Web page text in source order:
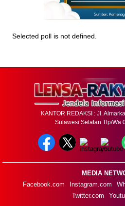
Sumber: Kemenag
Selected poll is not defined.
KANTOR REDAKSI : Jl.
Sulawesi Selatan Tlp/Wa
MEDIA
Facebook.com
Instagram.com
Twitter.com